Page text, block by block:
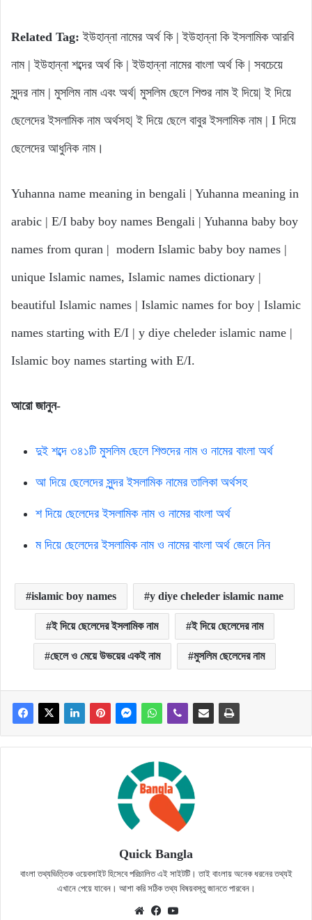
Related Tag: ইউহান্না নামের অর্থ কি | ইউহান্না কি ইসলামিক আরবি
নাম | ইউহান্না শব্দের অর্থ কি | ইউহান্না নামের বাংলা অর্থ কি | সবচেয়ে
সুন্দর নাম | মুসলিম নাম এবং অর্থ| মুসলিম ছেলে শিশুর নাম ই দিয়ে| ই দিয়ে
ছেলেদের ইসলামিক নাম অর্থসহ| ই দিয়ে ছেলে বাবুর ইসলামিক নাম | I দিয়ে
ছেলেদের আধুনিক নাম।
Yuhanna name meaning in bengali | Yuhanna meaning in
arabic | E/I baby boy names Bengali | Yuhanna baby boy
names from quran | modern Islamic baby boy names |
unique Islamic names, Islamic names dictionary |
beautiful Islamic names | Islamic names for boy | Islamic
names starting with E/I | y diye cheleder islamic name |
Islamic boy names starting with E/I.
আরোজানুন-
দুই শব্দে ৩৪১টি মুসলিম ছেলে শিশুদের নাম ও নামের বাংলা অর্থ
আ দিয়ে ছেলেদের সুন্দর ইসলামিক নামের তালিকা অর্থসহ
শ দিয়ে ছেলেদের ইসলামিক নাম ও নামের বাংলা অর্থ
ম দিয়ে ছেলেদের ইসলামিক নাম ও নামের বাংলা অর্থ জেনে নিন
islamic boy names y diye cheleder islamic name
ই দিয়ে ছেলেদের ইসলামিক নাম ই দিয়ে ছেলেদের নাম
ছেলে ও মেয়ে উভয়ের একই নাম মুসলিম ছেলেদের নাম
Quick Bangla
বাংলা তথ্যভিত্তিক ওয়েবসাইট হিসেবে পরিচালিত এই সাইটটি। তাই বাংলায় অনেক ধরনের তথ্যই
এখানে পেয়ে যাবেন। আশা করি সঠিক তথ্য বিষয়বস্তু জানতে পারবেন।
WebsiteFacebook